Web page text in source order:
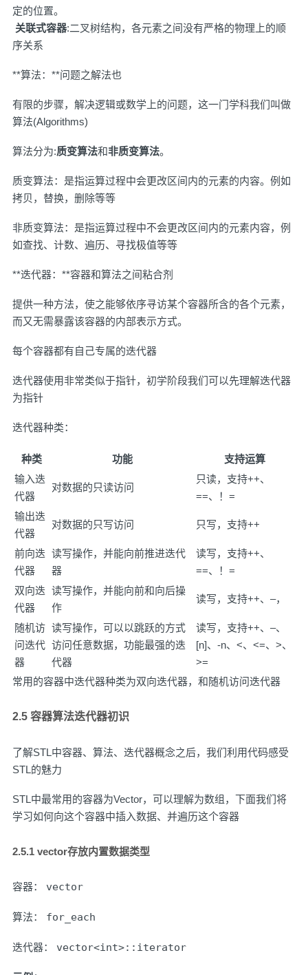
定的位置。
关联式容器:二叉树结构，各元素之间没有严格的物理上的顺
序关系
**算法：**问题之解法也
有限的步骤，解决逻辑或数学上的问题，这一门学科我们叫做
算法(Algorithms)
算法分为:质变算法和非质变算法。
质变算法：是指运算过程中会更改区间内的元素的内容。例如
拷贝，替换，删除等等
非质变算法：是指运算过程中不会更改区间内的元素内容，例
如查找、计数、遍历、寻找极值等等
**迭代器：**容器和算法之间粘合剂
提供一种方法，使之能够依序寻访某个容器所含的各个元素，
而又无需暴露该容器的内部表示方式。
每个容器都有自己专属的迭代器
迭代器使用非常类似于指针，初学阶段我们可以先理解迭代器
为指针
迭代器种类：
种类 功能
支持运算
输入迭
代器
对数据的只读访问
只读，支持++、
==、！=
输出迭
代器
对数据的只写访问 只写，支持++
前向迭
代器
读写操作，并能向前推进迭代
器
读写，支持++、
==、！=
双向迭
代器
读写操作，并能向前和向后操
作
读写，支持++、–，
随机访
问迭代
器
读写操作，可以以跳跃的方式
访问任意数据，功能最强的迭
代器
读写，支持++、–、
[n]、-n、<、<=、>、
>=
常用的容器中迭代器种类为双向迭代器，和随机访问迭代器
2.5 容器算法迭代器初识
了解STL中容器、算法、迭代器概念之后，我们利用代码感受
STL的魅力
STL中最常用的容器为Vector，可以理解为数组，下面我们将
学习如何向这个容器中插入数据、并遍历这个容器
2.5.1 vector存放内置数据类型
容器： vector
算法： for_each
迭代器： vector<int>::iterator